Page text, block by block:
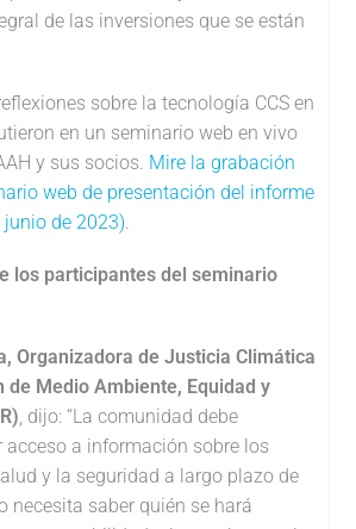
de las inversiones que se están
sobre la tecnología CCS en
en un seminario web en vivo
y sus socios. Mire la grabación
web de presentación del informe
de 2023).
los participantes del seminario
Organizadora de Justicia Climática
de Medio Ambiente, Equidad y
, dijo: “La comunidad debe
acceso a información sobre los
y la seguridad a largo plazo de
necesita saber quién se hará